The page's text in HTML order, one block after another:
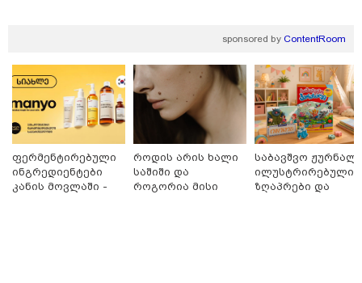
ნიკა მელიას სასამართლოს
უპატივცემლობის ფაქტზე 1 წლით და 6
თვით თავისუფლების აღკვეთა მიესაჯა
19:42 / 06-08-2026
"იმნაძემ მის მეგობრებს
ალექსანდრე გაბაშვილს და
sponsored by ContentRoom
ფერმენტირებული
ინგრედიენტები
კანის მოვლაში -
როდის არის ხალი
საშიში და
როგორია მისი
საბავშვო
ილუსტრირებული
ზღაპრები და